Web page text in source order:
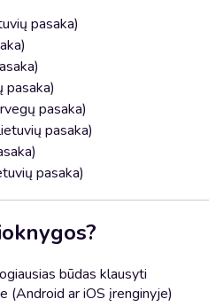
pasaka)
pasaka)
pasaka)
pasaka)
pasaka)
būdas klausyti
(Android ar iOS įrenginyje)